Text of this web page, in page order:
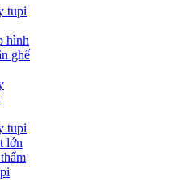
tupi
hình
ghế
tupi
lớn